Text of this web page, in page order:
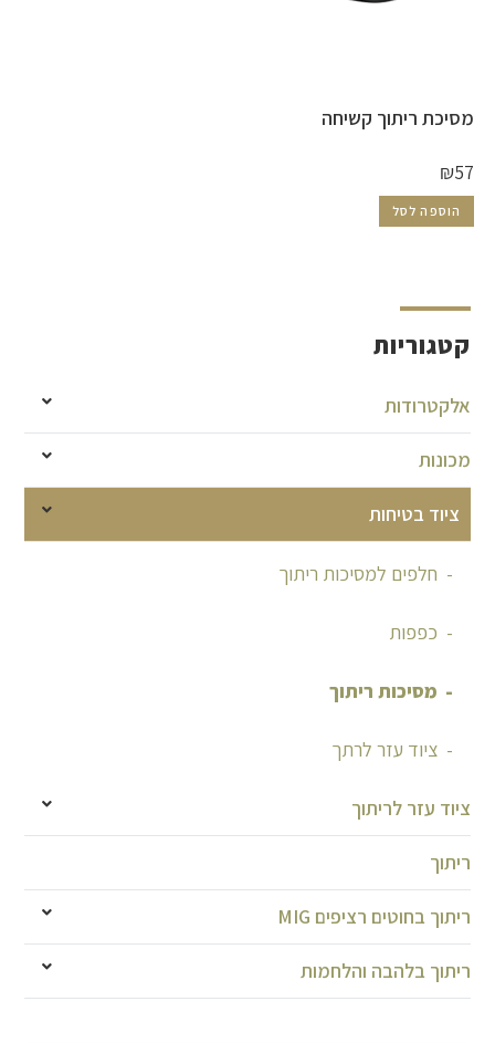
מסיכת ריתוך קשיחה
₪57
הוספה לסל
קטגוריות
אלקטרודות
מכונות
ציוד בטיחות
חלפים למסיכות ריתוך
כפפות
מסיכות ריתוך
ציוד עזר לרתך
ציוד עזר לריתוך
ריתוך
ריתוך בחוטים רציפים MIG
ריתוך בלהבה והלחמות